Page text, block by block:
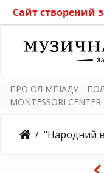
Сайт створений
ПРО ОЛІМПІАДУ
MONTESSORI CENTER
"Народний вокал"